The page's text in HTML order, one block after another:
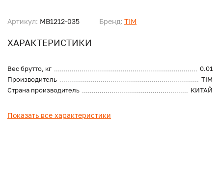
Артикул: MB1212-035 Бренд: TIM
ХАРАКТЕРИСТИКИ
Вес брутто, кг
0.01
Производитель
TIM
Страна производитель
КИТАЙ
Показать все характеристики